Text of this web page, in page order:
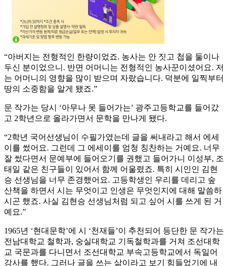
“아버지는 전형적인 한량이었죠. 농사는 안 짓고 첩을 둘이나
두신 분이었으니. 반면 어머니는 전형적인 농사꾼이셨어요. 저
는 어머니의 영향을 많이 받으며 자랐습니다. 덕분에 일찍부터
땅의 소중함을 알게 됐죠.”
문 작가는 당시 ‘아무나 못 들어가는’ 광주고등학교를 들어갔
고 2학년으로 올라가면서 문학을 만나게 됐다.
“2학년 국어선생님이 수필가였는데 글을 써내라고 해서 에세
이를 썼어요. 그런데 그 에세이를 엄청 칭찬하는 거예요. 너무
잘 썼다면서 문예부에 들어오기를 권했고 들어가니 이성부, 조
태일 같은 친구들이 있어서 함께 어울렸죠. 특히 시인인 김현
승 선생님을 너무 존경했어요. 고등학생인 우리를 데리고 숲
산책을 하면서 시는 무엇이고 인생은 무엇인지에 대해 말씀하
시곤 했죠. 사실 김현승 선생님처럼 되고 싶어 시를 쓰게 된 거
예요.”
1965년 ‘현대문학’에 시 ‘천재들’이 추천되어 등단한 문 작가는
전남대학교 철학과, 숭실대학교 기독철학과를 거쳐 조선대학
교 국문과를 다니면서 조선대학교 부속고등학교에서 독일어
강사를 했다. 그러나 글을 쓰는 삶이라고 보기 힘들었기에 내